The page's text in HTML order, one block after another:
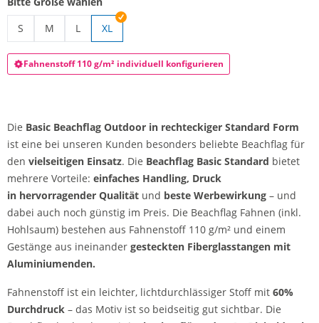
S
M
L
XL
Fahnenstoff 110 g/m² individuell konfigurieren
Die Basic Beachflag Outdoor in rechteckiger Standard Form
ist eine bei unseren Kunden besonders beliebte Beachflag für
den vielseitigen Einsatz. Die Beachflag Basic Standard bietet
mehrere Vorteile: einfaches Handling, Druck
in hervorragender Qualität und beste Werbewirkung – und
dabei auch noch günstig im Preis. Die Beachflag Fahnen (inkl.
Hohlsaum) bestehen aus Fahnenstoff 110 g/m² und einem
Gestänge aus ineinander gesteckten Fiberglasstangen mit
Aluminiumenden.
Fahnenstoff ist ein leichter, lichtdurchlässiger Stoff mit 60%
Durchdruck – das Motiv ist so beidseitig gut sichtbar. Die